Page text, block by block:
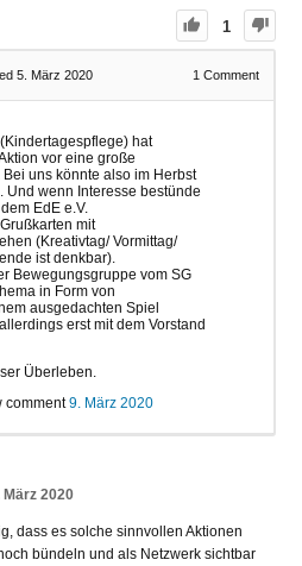
1
5. März 2020 1 Comment
hat
vor eine große
uns könnte also im Herbst
Und wenn Interesse bestünde
EdE e.V.
mit
(Kreativtag/ Vormittag/
ist denkbar).
Bewegungsgruppe vom SG
in Form von
ausgedachten Spiel
erst mit dem Vorstand
Überleben.
comment9. März 2020
März 2020
dass es solche sinnvollen Aktionen
bündeln und als Netzwerk sichtbar